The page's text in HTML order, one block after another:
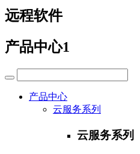
远程软件
产品中心1
产品中心
云服务系列
云服务系列